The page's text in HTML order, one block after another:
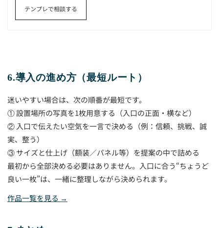
テンプレで相談する
6.導入の進め方（最短ルート）
迷いやすい場合は、次の順番が最短です。
① 設置場所の写真を1枚用意する（入口の正面・横など）
② 入口で伝えたい空気を一言で決める（例：信頼、挑戦、誠
実、整う）
③ サイズと仕上げ（額装／パネル等）を提案の中で詰める
最初から全部決める必要はありません。入口に合う“ちょうど
良い一枚”は、一緒に整理しながら決められます。
作品一覧を見る →